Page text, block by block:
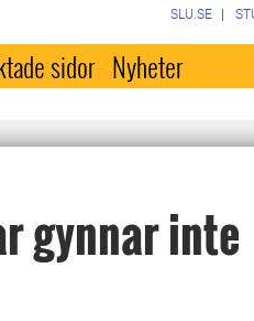
SLU.SE
sidor Nyheter
gynnar inte